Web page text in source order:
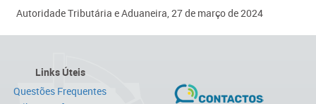
Autoridade Tributária e Aduaneira, 27 de março de 2024
Links Úteis
Questões Frequentes